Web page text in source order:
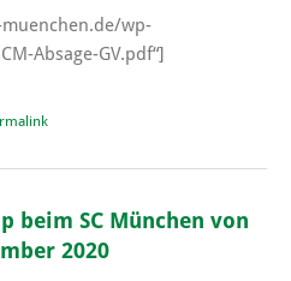
wp-
Absage-GV.pdf“]
beim SC München von
2020